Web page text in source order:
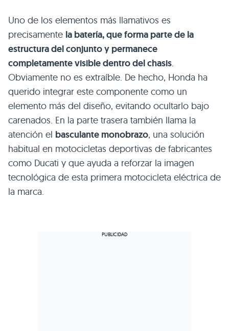
Uno de los elementos más llamativos es
precisamente la batería, que forma parte de la
estructura del conjunto y permanece
completamente visible dentro del chasis.
Obviamente no es extraíble. De hecho, Honda ha
querido integrar este componente como un
elemento más del diseño, evitando ocultarlo bajo
carenados. En la parte trasera también llama la
atención el basculante monobrazo, una solución
habitual en motocicletas deportivas de fabricantes
como Ducati y que ayuda a reforzar la imagen
tecnológica de esta primera motocicleta eléctrica de
la marca.